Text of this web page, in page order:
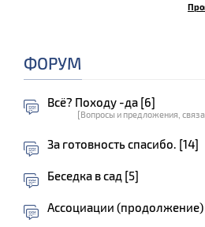
ФОРУМ
Всё? Походу -да [6]
[Вопросы и предложения,
За готовность спасибо. [14]
Беседка в сад [5]
Ассоциации